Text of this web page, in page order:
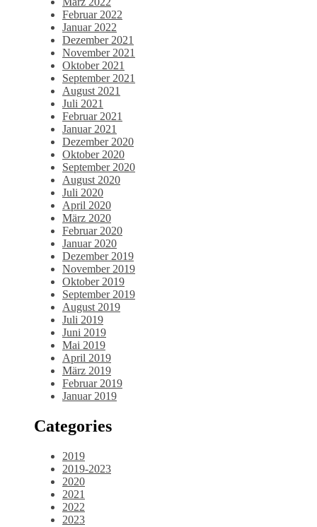
Februar 2022
Januar 2022
Dezember 2021
November 2021
Oktober 2021
September 2021
August 2021
Juli 2021
Februar 2021
Januar 2021
Dezember 2020
Oktober 2020
September 2020
August 2020
Juli 2020
April 2020
März 2020
Februar 2020
Januar 2020
Dezember 2019
November 2019
Oktober 2019
September 2019
August 2019
Juli 2019
Juni 2019
Mai 2019
April 2019
März 2019
Februar 2019
Januar 2019
Categories
2019
2019-2023
2020
2021
2022
2023